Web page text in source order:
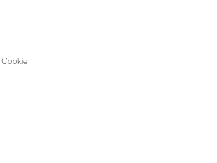
Cookie